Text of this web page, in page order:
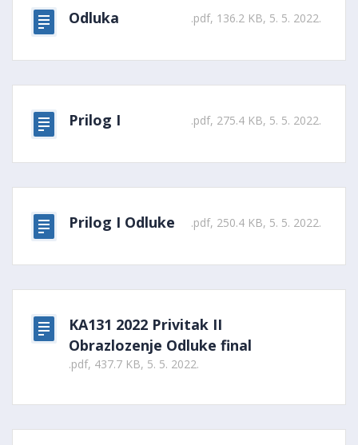
Odluka .pdf, 136.2 KB, 5. 5. 2022.
Prilog I .pdf, 275.4 KB, 5. 5. 2022.
Prilog I Odluke .pdf, 250.4 KB, 5. 5. 2022.
KA131 2022 Privitak II
Obrazlozenje Odluke final
.pdf, 437.7 KB, 5. 5. 2022.